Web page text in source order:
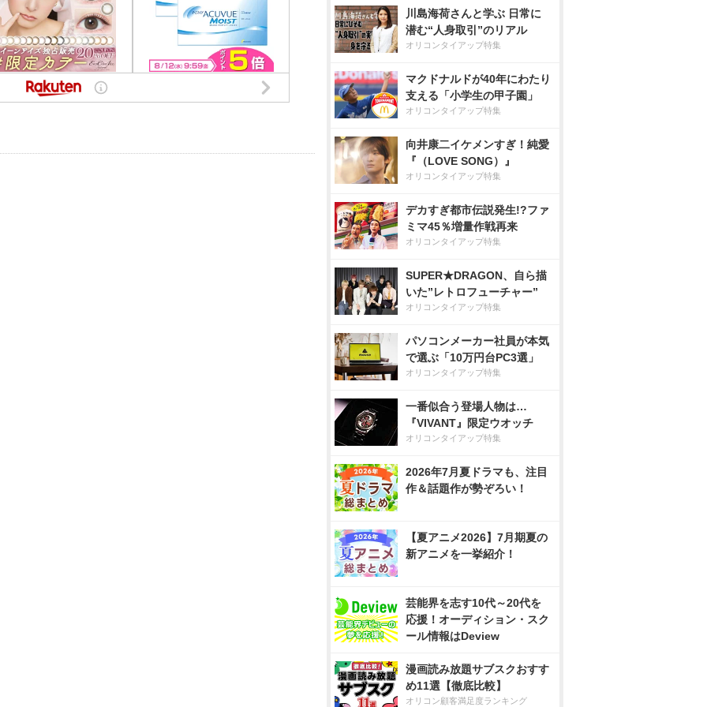
川島海荷さんと学ぶ 日常に
潜む“人身取引”のリアル
オリコンタイアップ特集
マクドナルドが40年にわたり
支える「小学生の甲子園」
オリコンタイアップ特集
向井康二イケメンすぎ！純愛
『（LOVE SONG）』
オリコンタイアップ特集
デカすぎ都市伝説発生!?ファ
ミマ45％増量作戦再来
オリコンタイアップ特集
SUPER★DRAGON、自ら描
いた”レトロフューチャー”
オリコンタイアップ特集
パソコンメーカー社員が本気
で選ぶ「10万円台PC3選」
オリコンタイアップ特集
一番似合う登場人物は…
『VIVANT』限定ウオッチ
オリコンタイアップ特集
2026年7月夏ドラマも、注目
作＆話題作が勢ぞろい！
【夏アニメ2026】7月期夏の
新アニメを一挙紹介！
芸能界を志す10代～20代を
応援！オーディション・スク
ール情報はDeview
漫画読み放題サブスクおすす
め11選【徹底比較】
オリコン顧客満足度ランキング